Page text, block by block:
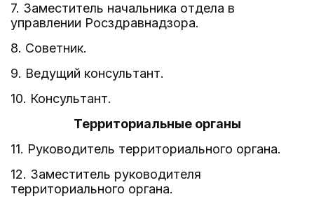
7. Заместитель начальника отдела в
управлении Росздравнадзора.
8. Советник.
9. Ведущий консультант.
10. Консультант.
Территориальные органы
11. Руководитель территориального органа.
12. Заместитель руководителя
территориального органа.